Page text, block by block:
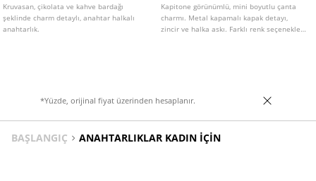
Kruvasan, çikolata ve kahve bardağı
şeklinde charm detaylı, anahtar halkalı
anahtarlık.
Kapitone görünümlü, mini boyutlu çanta
charmı. Metal kapamalı kapak detayı,
zincir ve halka askı. Farklı renk seçenekleri
*Yüzde, orijinal fiyat üzerinden hesaplanır.
BAŞLANGIÇ ANAHTARLIKLAR KADIN İÇIN